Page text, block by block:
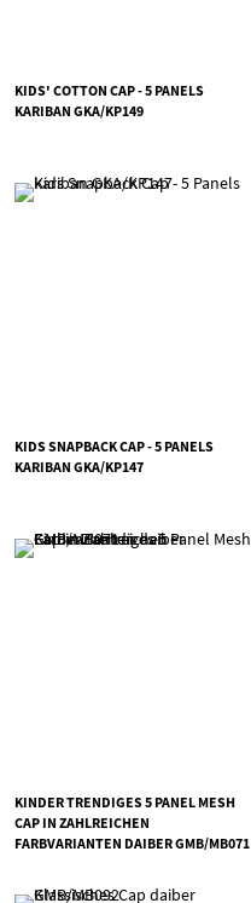
KIDS' COTTON CAP - 5 PANELS
KARIBAN GKA/KP149
KIDS SNAPBACK CAP - 5 PANELS
KARIBAN GKA/KP147
KINDER TRENDIGES 5 PANEL MESH
CAP IN ZAHLREICHEN
FARBVARIANTEN DAIBER GMB/MB071